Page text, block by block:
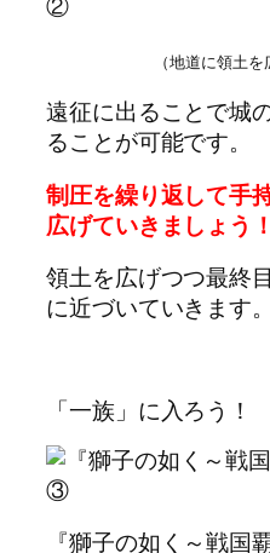
（地道に領土を
遠征に出ることで城
ることが可能です。
制圧を繰り返して手
広げていきましょう！
領土を広げつつ最終
に近づいていきます。
「一族」に入ろう！
『獅子の如く～戦国